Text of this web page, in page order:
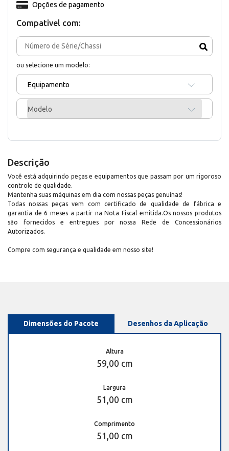
Compativel com:
ou selecione um modelo:
Equipamento
Modelo
Opções de pagamento
Descrição
Você está adquirindo peças e equipamentos que passam por um rigoroso
controle de qualidade.
Mantenha suas máquinas em dia com nossas peças genuínas!
Todas nossas peças vem com certificado de qualidade de fábrica e
garantia de 6 meses a partir na Nota Fiscal emitida.Os nossos produtos
são fornecidos e entregues por nossa Rede de Concessionários
Autorizados.
Compre com segurança e qualidade em nosso site!
Dimensões do Pacote Desenhos da Aplicação
Altura
59,00 cm
Largura
51,00 cm
Comprimento
51,00 cm